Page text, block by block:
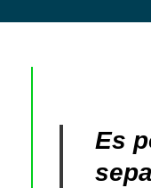
Es